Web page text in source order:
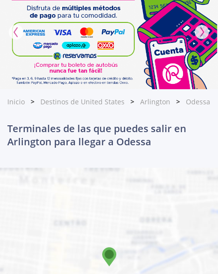
Inicio Destinos de United States Arlington Odessa
Terminales de las que puedes salir en
Arlington para llegar a Odessa